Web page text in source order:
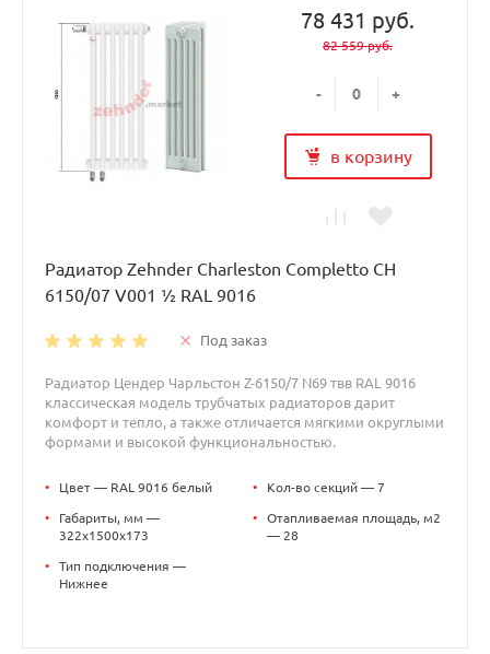
78 431 руб.
82 559 руб.
- +
в корзину
Радиатор Zehnder Charleston Completto CH
6150/07 V001 ½ RAL 9016
Под заказ
Радиатор Цендер Чарльстон Z-6150/7 N69 твв RAL 9016
классическая модель трубчатых радиаторов дарит
комфорт и тепло, а также отличается мягкими округлыми
формами и высокой функциональностью.
• Цвет — RAL 9016 белый
•
Габариты, мм —
322x1500x173
•
Тип подключения —
Нижнее
• Кол-во секций — 7
•
Отапливаемая площадь, м2
— 28